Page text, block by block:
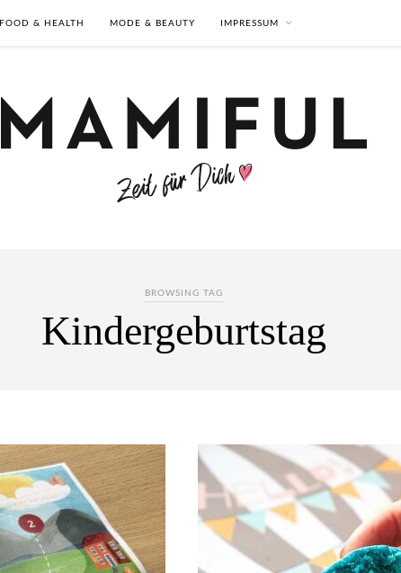
FOOD & HEALTH MODE & BEAUTY IMPRESSUM
BROWSING TAG
Kindergeburtstag